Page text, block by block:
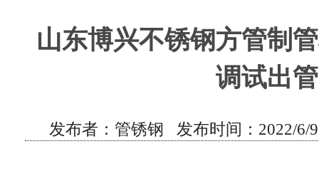
山东博兴不锈钢方管制
调试出管
发布者：管锈钢 发布时间：2022/6/